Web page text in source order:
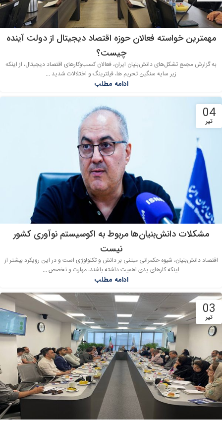
مهمترین خواسته فعالان حوزه اقتصاد دیجیتال از دولت آینده
چیست؟
به گزارش مجمع تشکل‌های دانش‌بنیان ایران، فعالان کسب‌وکارهای اقتصاد دیجیتال، از اینکه
زیر سایه سنگین تحریم ها، فیلترینگ و اختلالات شدید ...
ادامه مطلب
04
تیر
مشکلات دانش‌بنیان‌ها مربوط به اکوسیستم نوآوری کشور
نیست
اقتصاد دانش‌بنیان، شیوه حکمرانی مبتنی بر دانش و تکنولوژی است و در این رویکرد بیشتر از
اینکه کارهای یدی اهمیت داشته باشند، مهارت و تخصص ...
ادامه مطلب
03
تیر